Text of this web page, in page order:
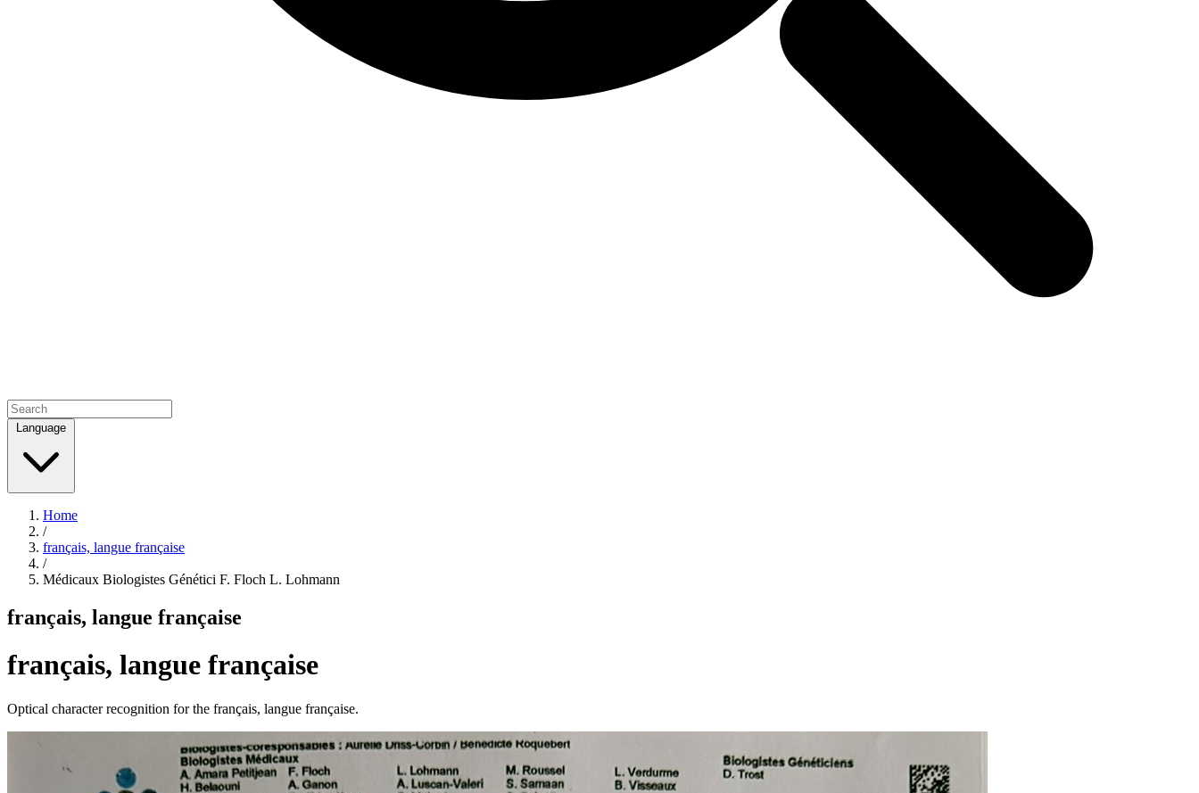
Language
Home
/
français, langue française
/
Médicaux Biologistes Génétici F. Floch L. Lohmann
français, langue française
français, langue française
Optical character recognition for the français, langue française.